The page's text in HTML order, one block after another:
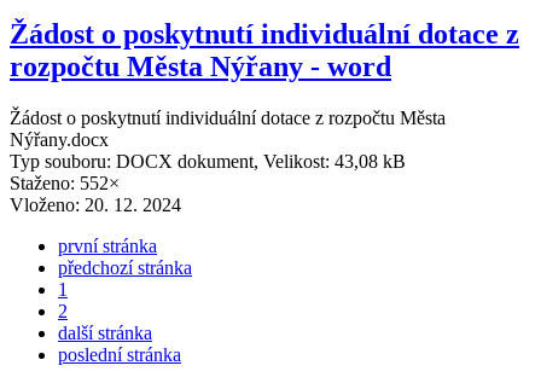
Žádost o poskytnutí individuální dotace z
rozpočtu Města Nýřany - word
Žádost o poskytnutí individuální dotace z rozpočtu Města
Nýřany.docx
Typ souboru: DOCX dokument, Velikost: 43,08 kB
Staženo: 552×
Vloženo: 20. 12. 2024
první stránka
předchozí stránka
1
2
další stránka
poslední stránka